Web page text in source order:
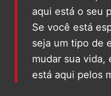
aqui está o seu
Se você está
seja um tipo de
mudar sua vida,
está aqui pelos